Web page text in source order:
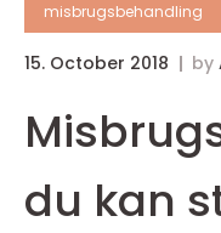
misbrugsbehandling
15. October 2018 by
du kan